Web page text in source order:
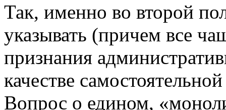
Так, именно во второй
указывать (причем все
признания
качестве
Вопрос о едином,